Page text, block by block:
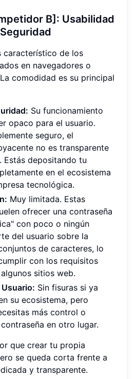
B]: Usabilidad
característico de los
en navegadores o
comodidad es su principal
Su funcionamiento
opaco para el usuario.
seguro, el
no es transparente
Estás depositando tu
en el ecosistema
tecnológica.
Muy limitada. Estas
ofrecer una contraseña
con poco o ningún
del usuario sobre la
de caracteres, lo
con los requisitos
sitios web.
Sin fisuras si ya
su ecosistema, pero
más control o
en otro lugar.
que crear tu propia
se queda corta frente a
y transparente.